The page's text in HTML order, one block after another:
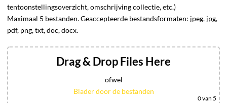
tentoonstellingsoverzicht, omschrijving collectie, etc.)
Maximaal 5 bestanden. Geaccepteerde bestandsformaten: jpeg, jpg,
pdf, png, txt, doc, docx.
Drag & Drop Files Here
ofwel
Blader door de bestanden
0van 5